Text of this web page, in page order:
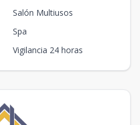
Salón Multiusos
Spa
Vigilancia 24 horas